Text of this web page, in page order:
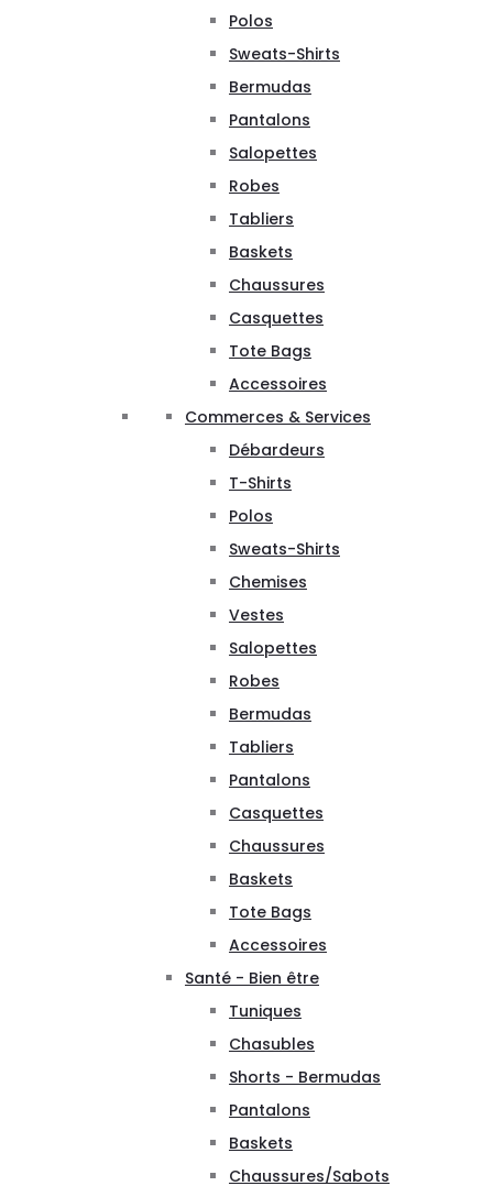
Polos
Sweats-Shirts
Bermudas
Pantalons
Salopettes
Robes
Tabliers
Baskets
Chaussures
Casquettes
Tote Bags
Accessoires
Commerces & Services
Débardeurs
T-Shirts
Polos
Sweats-Shirts
Chemises
Vestes
Salopettes
Robes
Bermudas
Tabliers
Pantalons
Casquettes
Chaussures
Baskets
Tote Bags
Accessoires
Santé - Bien être
Tuniques
Chasubles
Shorts - Bermudas
Pantalons
Baskets
Chaussures/Sabots